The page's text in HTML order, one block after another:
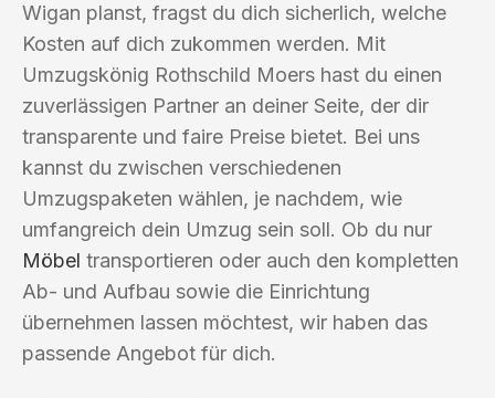
Wigan planst, fragst du dich sicherlich, welche
Kosten auf dich zukommen werden. Mit
Umzugskönig Rothschild Moers hast du einen
zuverlässigen Partner an deiner Seite, der dir
transparente und faire Preise bietet. Bei uns
kannst du zwischen verschiedenen
Umzugspaketen wählen, je nachdem, wie
umfangreich dein Umzug sein soll. Ob du nur
Möbel transportieren oder auch den kompletten
Ab- und Aufbau sowie die Einrichtung
übernehmen lassen möchtest, wir haben das
passende Angebot für dich.